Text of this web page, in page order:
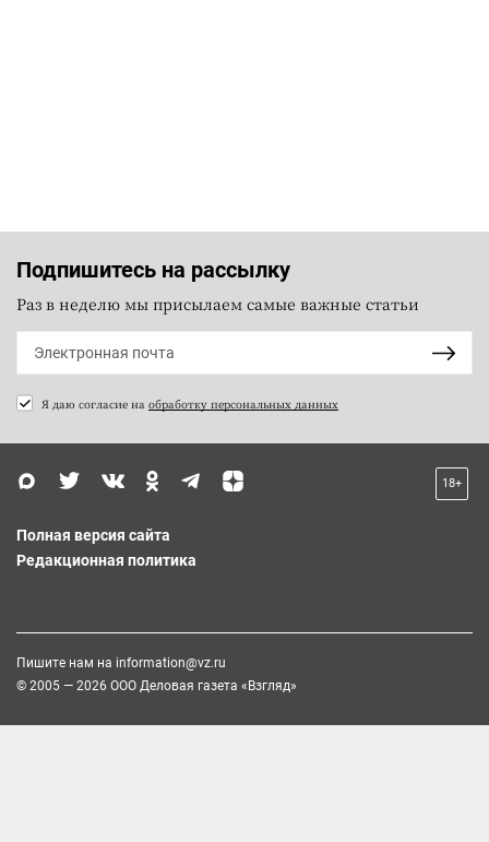
Подпишитесь на рассылку
Раз в неделю мы присылаем самые важные статьи
Я даю согласие на обработку персональных данных
18+
Полная версия сайта
Редакционная политика
Пишите нам на information@vz.ru
© 2005 — 2026 ООО Деловая газета «Взгляд»